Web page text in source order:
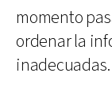
momento
ordenar la
inadecuadas.